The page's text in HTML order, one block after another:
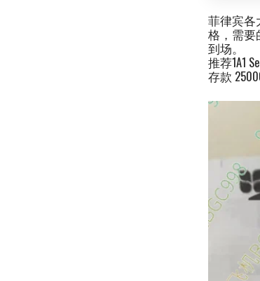
菲律宾各
格，需要
到场。
推荐1A1
存款